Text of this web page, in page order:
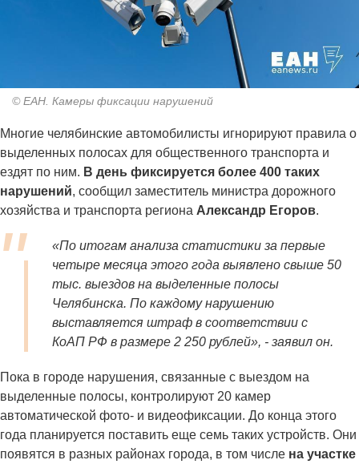
© ЕАН. Камеры фиксации нарушений
Многие челябинские автомобилисты игнорируют правила о
выделенных полосах для общественного транспорта и
ездят по ним. В день фиксируется более 400 таких
нарушений, сообщил заместитель министра дорожного
хозяйства и транспорта региона Александр Егоров.
«По итогам анализа статистики за первые
четыре месяца этого года выявлено свыше 50
тыс. выездов на выделенные полосы
Челябинска. По каждому нарушению
выставляется штраф в соответствии с
КоАП РФ в размере 2 250 рублей», - заявил он.
Пока в городе нарушения, связанные с выездом на
выделенные полосы, контролируют 20 камер
автоматической фото- и видеофиксации. До конца этого
года планируется поставить еще семь таких устройств. Они
появятся в разных районах города, в том числе на участке